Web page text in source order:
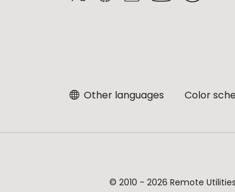
Other languages Color
© 2010 - 2026 Remote Utilities